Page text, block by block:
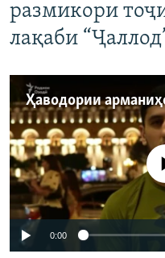
размикори
лақаби
Феълан
0:00